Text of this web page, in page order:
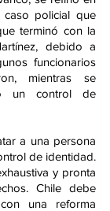
policial que
terminó con la
debido a
funcionarios
mientras se
un control de
a una persona
de identidad.
y pronta
Chile debe
una reforma